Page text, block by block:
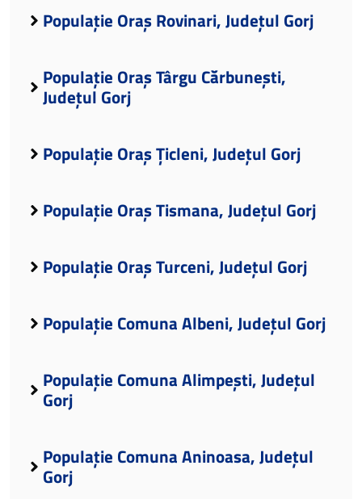
Populație Oraș Rovinari, Județul Gorj
Populație Oraș Târgu Cărbunești,
Județul Gorj
Populație Oraș Țicleni, Județul Gorj
Populație Oraș Tismana, Județul Gorj
Populație Oraș Turceni, Județul Gorj
Populație Comuna Albeni, Județul Gorj
Populație Comuna Alimpești, Județul
Gorj
Populație Comuna Aninoasa, Județul
Gorj